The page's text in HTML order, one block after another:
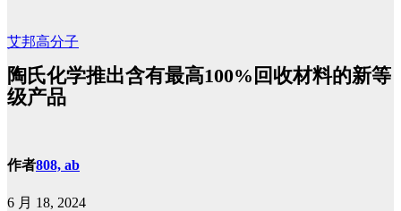
艾邦高分子
陶氏化学推出含有最高100%回收材料的新等
级产品
作者808, ab
6 月 18, 2024